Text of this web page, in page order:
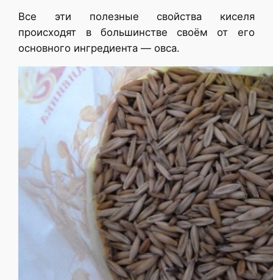
Все эти полезные свойства киселя
происходят в большинстве своём от его
основного ингредиента — овса.